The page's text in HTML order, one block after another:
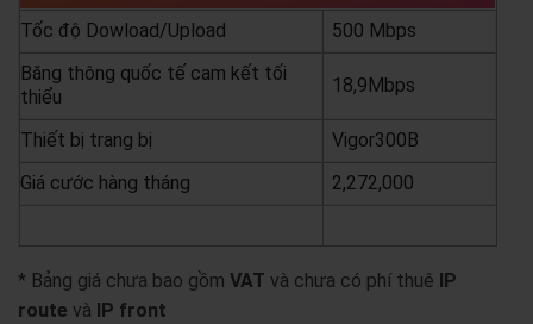
Tốc độ Dowload/Upload
500 Mbps
Băng thông quốc tế cam kết tối
thiểu
18,9Mbps
Thiết bị trang bị
Vigor300B
Giá cước hàng tháng
2,272,000
* Bảng giá chưa bao gồm VAT và chưa có phí thuê IP
route và IP front